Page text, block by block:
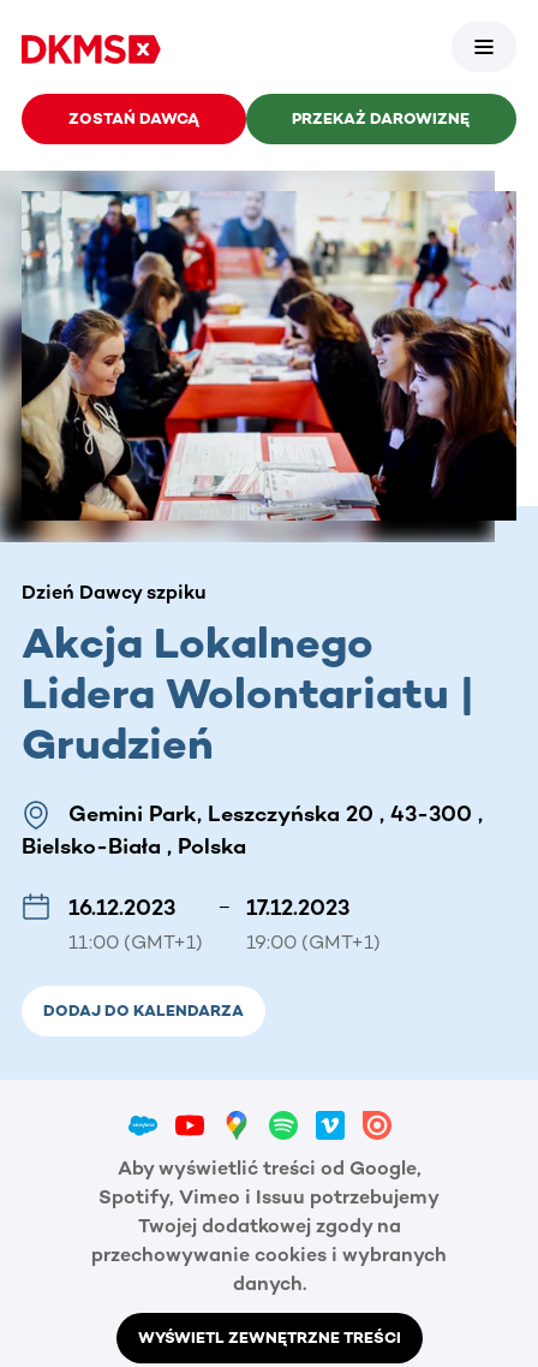
ZOSTAŃ DAWCĄ PRZEKAŻ DAROWIZNĘ
Dzień Dawcy szpiku
Akcja Lokalnego
Lidera Wolontariatu |
Grudzień
Gemini Park, Leszczyńska 20 , 43-300 ,
Bielsko-Biała , Polska
16.12.2023
11:00 (GMT+1)
– 17.12.2023
19:00 (GMT+1)
DODAJ DO KALENDARZA
Aby wyświetlić treści od Google,
Spotify, Vimeo i Issuu potrzebujemy
Twojej dodatkowej zgody na
przechowywanie cookies i wybranych
danych.
WYŚWIETL ZEWNĘTRZNE TREŚCI